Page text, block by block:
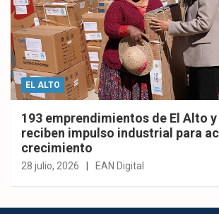
EL ALTO
193 emprendimientos de El Alto
reciben impulso industrial para
crecimiento
28 julio, 2026 EAN Digital